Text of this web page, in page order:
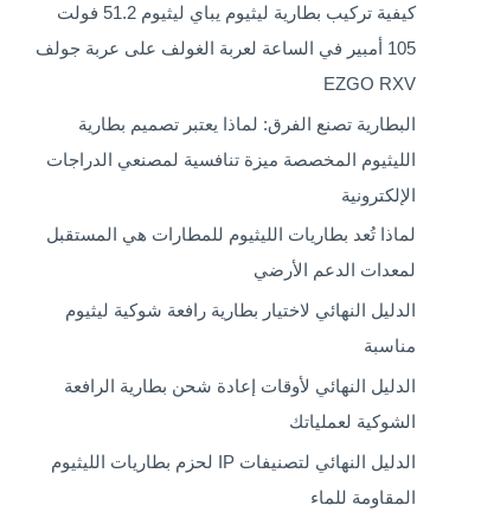
كيفية تركيب بطارية ليثيوم يباي ليثيوم 51.2 فولت
105 أمبير في الساعة لعربة الغولف على عربة جولف
EZGO RXV
البطارية تصنع الفرق: لماذا يعتبر تصميم بطارية
الليثيوم المخصصة ميزة تنافسية لمصنعي الدراجات
الإلكترونية
لماذا تُعد بطاريات الليثيوم للمطارات هي المستقبل
لمعدات الدعم الأرضي
الدليل النهائي لاختيار بطارية رافعة شوكية ليثيوم
مناسبة
الدليل النهائي لأوقات إعادة شحن بطارية الرافعة
الشوكية لعملياتك
الدليل النهائي لتصنيفات IP لحزم بطاريات الليثيوم
المقاومة للماء